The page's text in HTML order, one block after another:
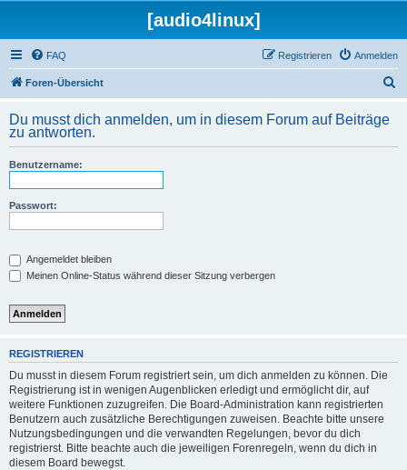
[audio4linux]
FAQ Anmelden
Registrieren
Foren-Übersicht
h
Du musst dich anmelden, um in diesem Forum auf Beiträge
zu antworten.
Benutzername:
Passwort:
Angemeldet bleiben
Meinen Online-Status während dieser Sitzung verbergen
REGISTRIEREN
Du musst in diesem Forum registriert sein, um dich anmelden zu können. Die
Registrierung ist in wenigen Augenblicken erledigt und ermöglicht dir, auf
weitere Funktionen zuzugreifen. Die Board-Administration kann registrierten
Benutzern auch zusätzliche Berechtigungen zuweisen. Beachte bitte unsere
Nutzungsbedingungen und die verwandten Regelungen, bevor du dich
registrierst. Bitte beachte auch die jeweiligen Forenregeln, wenn du dich in
diesem Board bewegst.